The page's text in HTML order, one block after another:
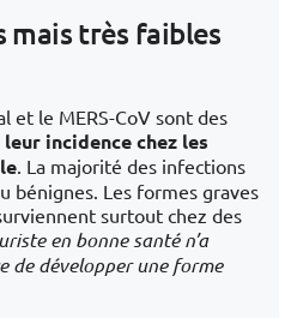
mais très faibles
et le MERS-CoV sont des
leur incidence chez les
. La majorité des infections
bénignes. Les formes graves
surtout chez des
en bonne santé n’a
de développer une forme